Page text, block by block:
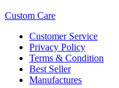
Custom Care
Customer Service
Privacy Policy
Terms & Condition
Best Seller
Manufactures